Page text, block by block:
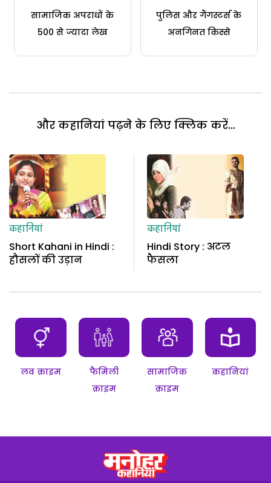
सामाजिक अपराधों के
500 से ज्यादा लेख
पुलिस और गैंगस्टर्स के
अनगिनत किस्से
और कहानियां पढ़ने के लिए क्लिक करें...
कहानियां
Short Kahani in Hindi :
हौसलों की उड़ान
कहानियां
Hindi Story : अटल
फैसला
लव क्राइम
फैमिली
क्राइम
सामाजिक
क्राइम
कहानियां